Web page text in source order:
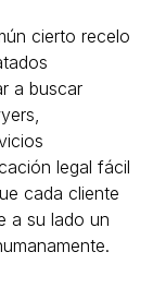
cierto recelo
a buscar
legal fácil
cada cliente
a su lado un